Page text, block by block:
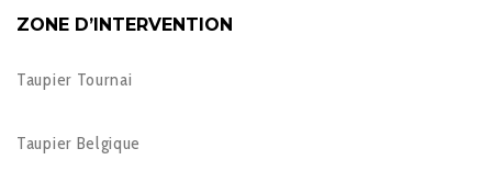
ZONE D’INTERVENTION
Taupier Tournai
Taupier Belgique